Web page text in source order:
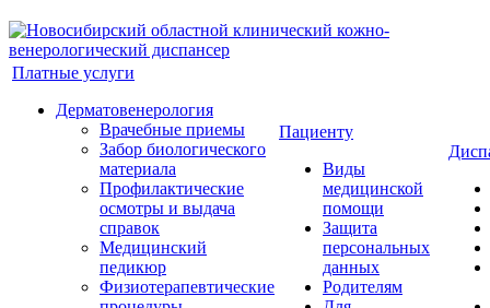
Платные услуги
Дерматовенерология
Врачебные приемы
Забор биологического
материала
Профилактические
осмотры и выдача
справок
Медицинский
педикюр
Физиотерапевтические
Пациенту
Виды
медицинской
помощи
Защита
персональных
данных
Родителям